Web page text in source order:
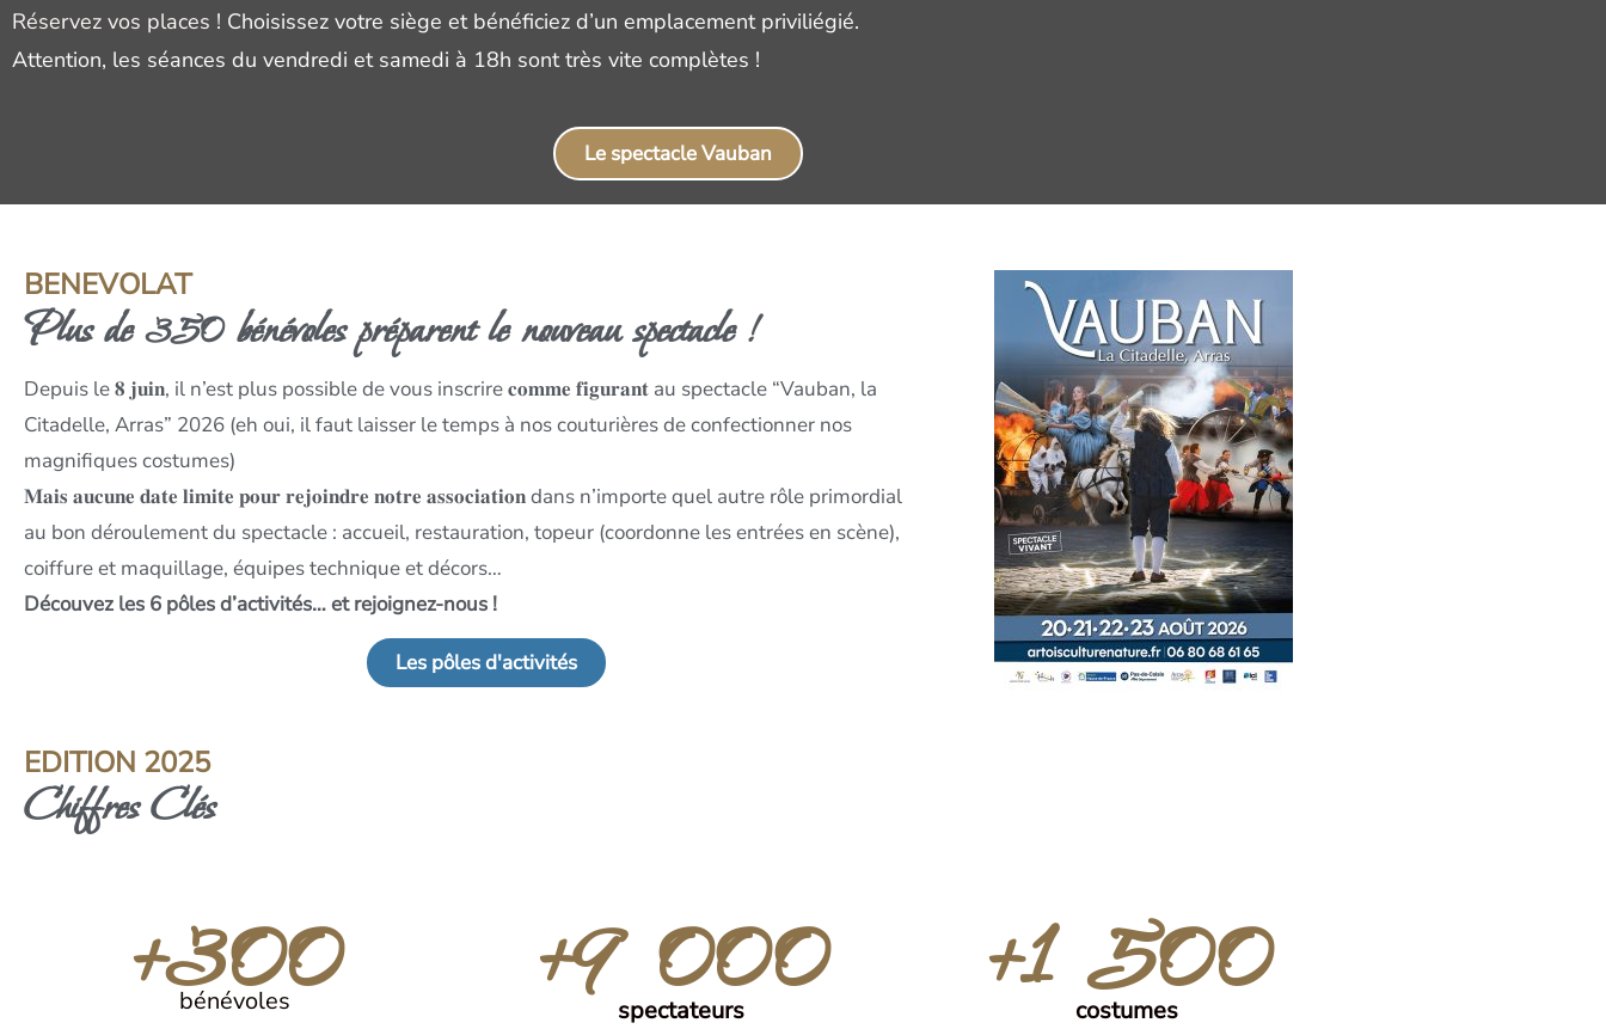
Réservez vos places ! Choisissez votre siège et bénéficiez d’un emplacement priviliégié.
Attention, les séances du vendredi et samedi à 18h sont très vite complètes !
Le spectacle Vauban
BENEVOLAT
Plus de 350 bénévoles préparent le nouveau spectacle !
Depuis le 𝟖 𝐣𝐮𝐢𝐧, il n’est plus possible de vous inscrire 𝐜𝐨𝐦𝐦𝐞 𝐟𝐢𝐠𝐮𝐫𝐚𝐧𝐭 au spectacle “Vauban, la
Citadelle, Arras” 2026 (eh oui, il faut laisser le temps à nos couturières de confectionner nos
magnifiques costumes)
𝐌𝐚𝐢𝐬 𝐚𝐮𝐜𝐮𝐧𝐞 𝐝𝐚𝐭𝐞 𝐥𝐢𝐦𝐢𝐭𝐞 𝐩𝐨𝐮𝐫 𝐫𝐞𝐣𝐨𝐢𝐧𝐝𝐫𝐞 𝐧𝐨𝐭𝐫𝐞 𝐚𝐬𝐬𝐨𝐜𝐢𝐚𝐭𝐢𝐨𝐧 dans n’importe quel autre rôle primordial
au bon déroulement du spectacle : accueil, restauration, topeur (coordonne les entrées en scène),
coiffure et maquillage, équipes technique et décors…
Découvez les 6 pôles d’activités… et rejoignez-nous !
Les pôles d'activités
EDITION 2025
Chiffres Clés
+300
bénévoles +9 000
spectateurs +1 500
costumes